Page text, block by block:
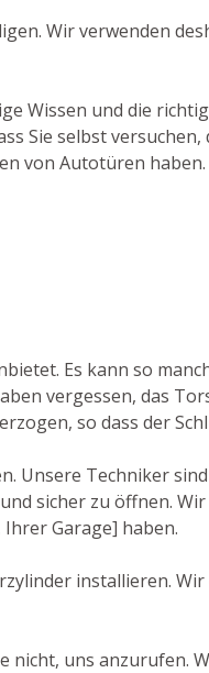
Wir verwenden
Wissen und die
Sie selbst
von Autotüren haben.
Es kann so
vergessen, das
so dass der
Unsere Techniker
sicher zu öffnen.
Garage] haben.
installieren.
nicht, uns anzurufen.